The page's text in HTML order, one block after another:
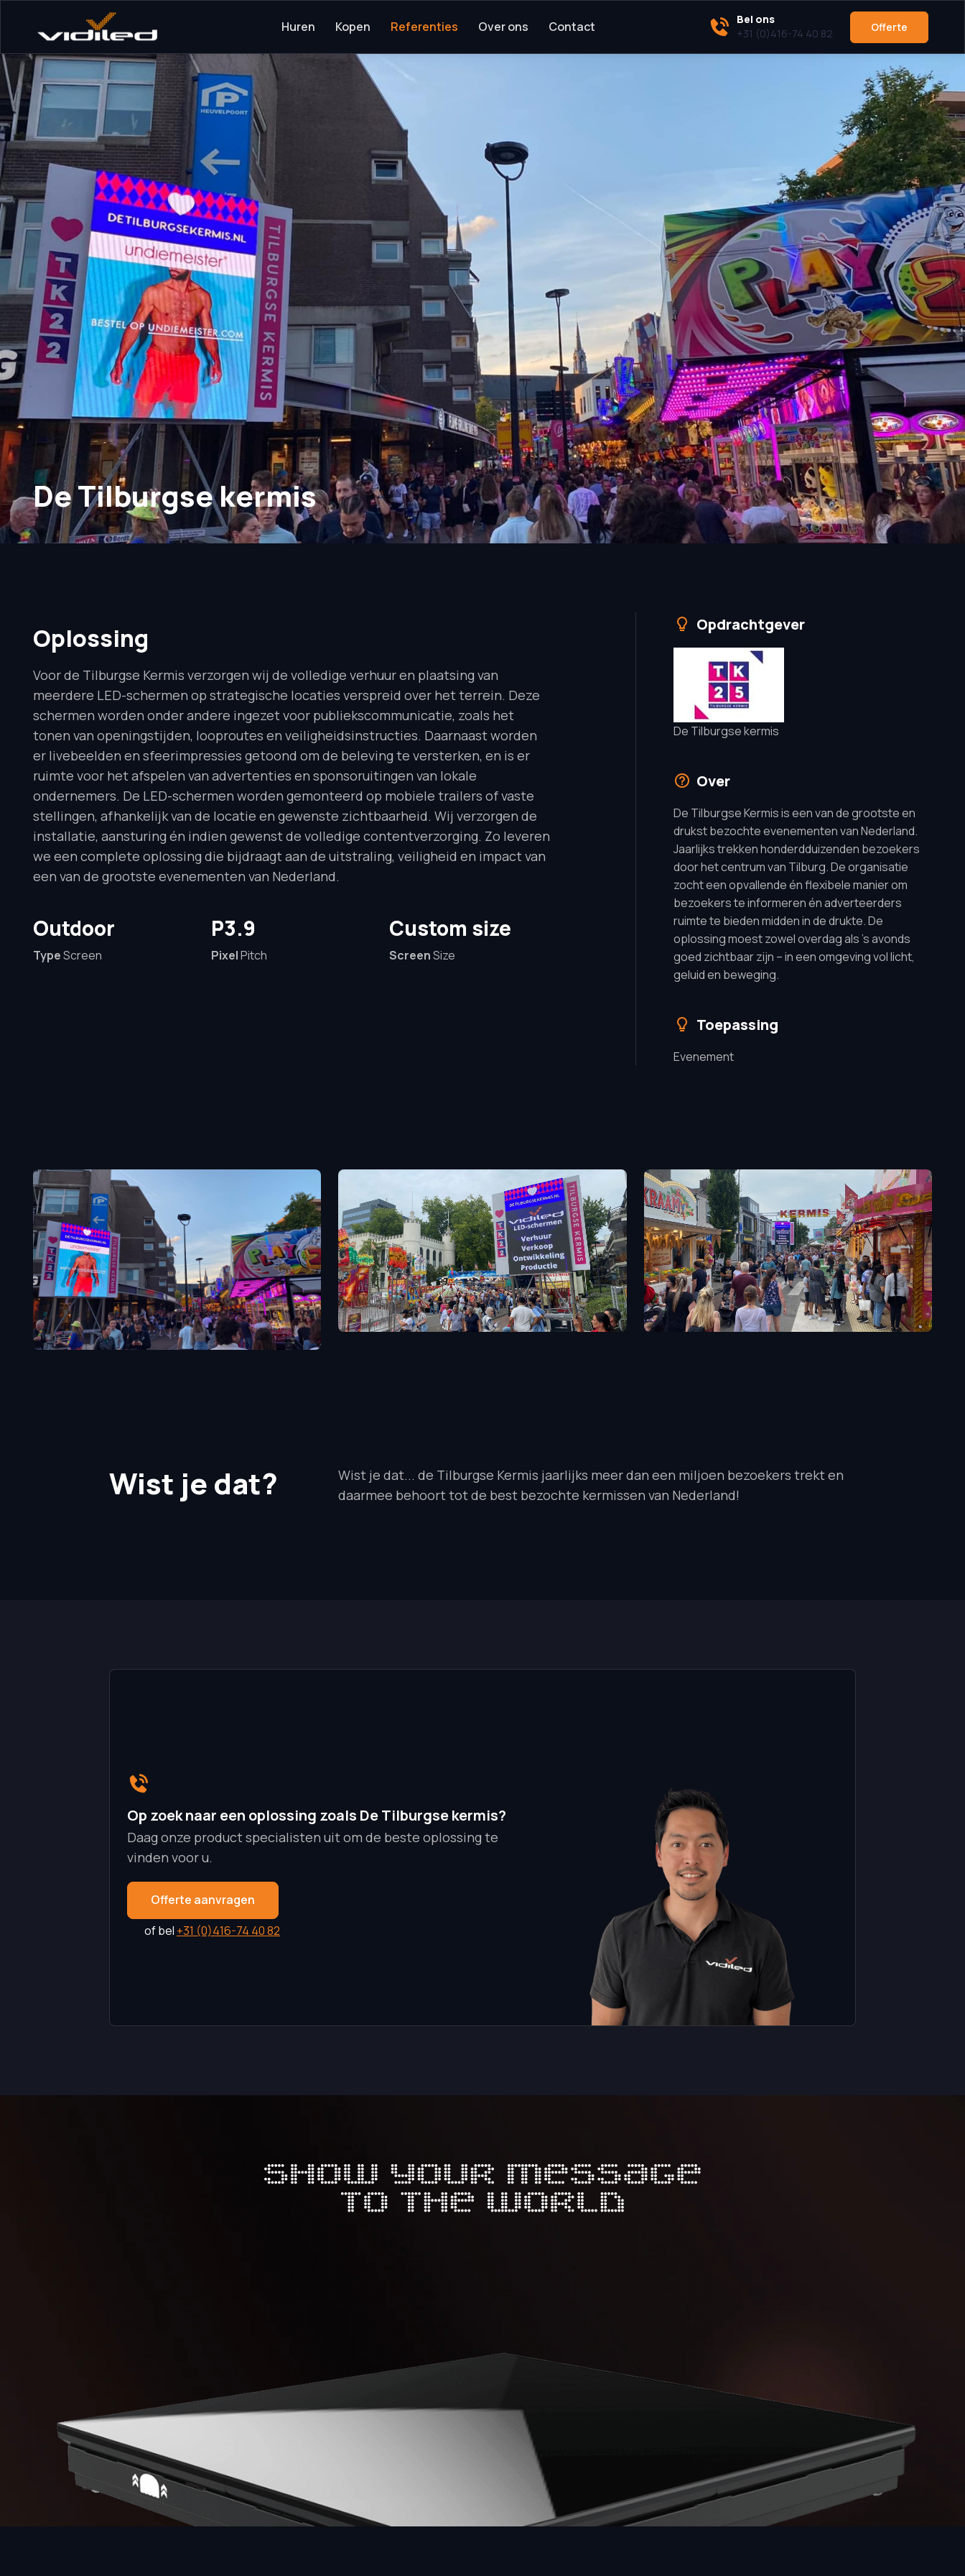
Huren Kopen Referenties Over ons Contact
Bel ons
+31 (0)416-74 40 82
Offerte
De Tilburgse kermis
Oplossing
Voor de Tilburgse Kermis verzorgen wij de volledige verhuur en plaatsing van
meerdere LED-schermen op strategische locaties verspreid over het terrein. Deze
schermen worden onder andere ingezet voor publiekscommunicatie, zoals het
tonen van openingstijden, looproutes en veiligheidsinstructies. Daarnaast worden
er livebeelden en sfeerimpressies getoond om de beleving te versterken, en is er
ruimte voor het afspelen van advertenties en sponsoruitingen van lokale
ondernemers. De LED-schermen worden gemonteerd op mobiele trailers of vaste
stellingen, afhankelijk van de locatie en gewenste zichtbaarheid. Wij verzorgen de
installatie, aansturing én indien gewenst de volledige contentverzorging. Zo leveren
we een complete oplossing die bijdraagt aan de uitstraling, veiligheid en impact van
een van de grootste evenementen van Nederland.
Outdoor
TypeScreen
P3.9
PixelPitch
Custom size
ScreenSize
Opdrachtgever
De Tilburgse kermis
Over
De Tilburgse Kermis is een van de grootste en
drukst bezochte evenementen van Nederland.
Jaarlijks trekken honderdduizenden bezoekers
door het centrum van Tilburg. De organisatie
zocht een opvallende én flexibele manier om
bezoekers te informeren én adverteerders
ruimte te bieden midden in de drukte. De
oplossing moest zowel overdag als ’s avonds
goed zichtbaar zijn – in een omgeving vol licht,
geluid en beweging.
Toepassing
Evenement
Wist je dat?
Wist je dat... de Tilburgse Kermis jaarlijks meer dan een miljoen bezoekers trekt en
daarmee behoort tot de best bezochte kermissen van Nederland!
Op zoek naar een oplossing zoals De Tilburgse kermis?
Daag onze product specialisten uit om de beste oplossing te
vinden voor u.
Offerte aanvragen
of bel +31 (0)416-74 40 82